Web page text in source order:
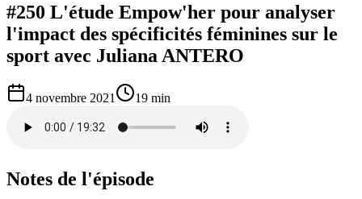
#250 L'étude Empow'her pour analyser
l'impact des spécificités féminines sur le
sport avec Juliana ANTERO
4 novembre 2021 19 min
Notes de l'épisode